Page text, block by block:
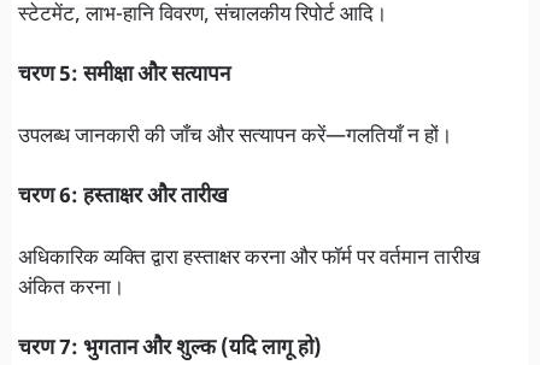
स्टेटमेंट, लाभ-हानि विवरण, संचालकीय रिपोर्ट आदि।
चरण 5: समीक्षा और सत्यापन
उपलब्ध जानकारी की जाँच और सत्यापन करें—गलतियाँ न हों।
चरण 6: हस्ताक्षर और तारीख
अधिकारिक व्यक्ति द्वारा हस्ताक्षर करना और फॉर्म पर वर्तमान तारीख
अंकित करना।
चरण 7: भुगतान और शुल्क (यदि लागू हो)